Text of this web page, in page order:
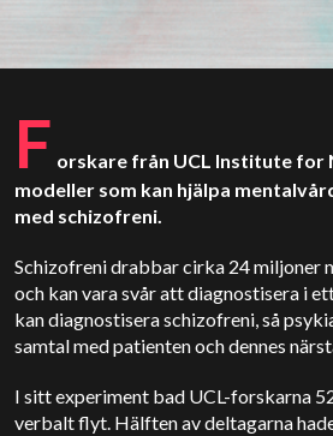
F orskare från UCL Institute for
modeller som kan hjälpa
med schizofreni.
Schizofreni drabbar cirka 24 miljoner
och kan vara svår att diagnostisera i
kan diagnostisera schizofreni, så
samtal med patienten och dennes
I sitt experiment bad UCL-forskarna
verbalt flyt. Hälften av deltagarna